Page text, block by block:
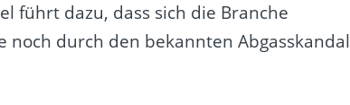
führt dazu, dass sich die Branche
durch den bekannten Abgasskandal